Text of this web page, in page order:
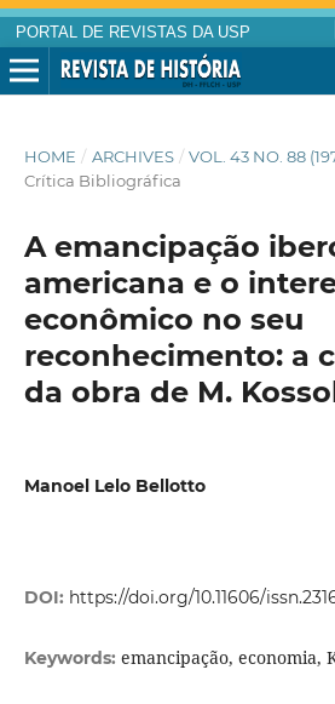
PORTAL DE REVISTAS DA USP
HOME / ARCHIVES / VOL. 43 NO. 88
Crítica Bibliográfica
A emancipação
americana e o
econômico no seu
reconhecimento: a
da obra de M.
Manoel Lelo Bellotto
DOI: https://doi.org/10.11606/
Keywords: emancipação, economia,